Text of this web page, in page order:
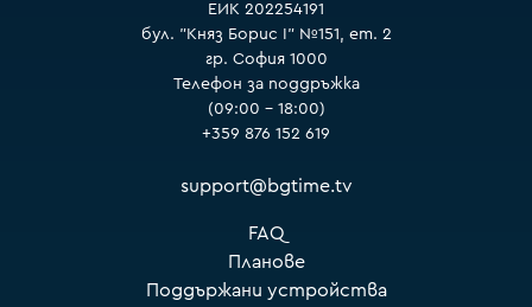
ЕИК 202254191
бул. "Княз Борис I" №151, ет. 2
гр. София 1000
Телефон за поддръжка
(09:00 – 18:00)
+359 876 152 619
support@bgtime.tv
FAQ
Планове
Поддържани устройства